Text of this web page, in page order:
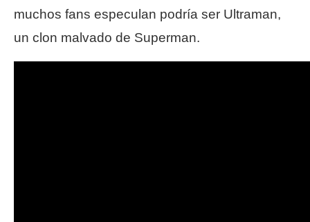
muchos fans especulan podría ser Ultraman,
un clon malvado de Superman.